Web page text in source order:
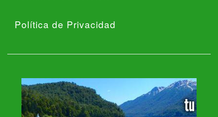
Política de Privacidad